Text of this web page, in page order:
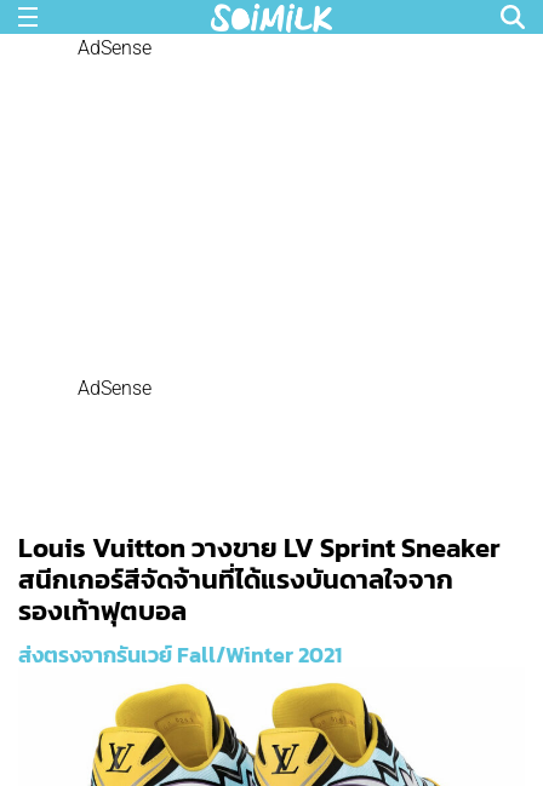
AdSense
AdSense
Louis Vuitton วางขาย LV Sprint Sneaker
สนีกเกอร์สีจัดจ้านที่ได้แรงบันดาลใจจาก
รองเท้าฟุตบอล
ส่งตรงจากรันเวย์ Fall/Winter 2021